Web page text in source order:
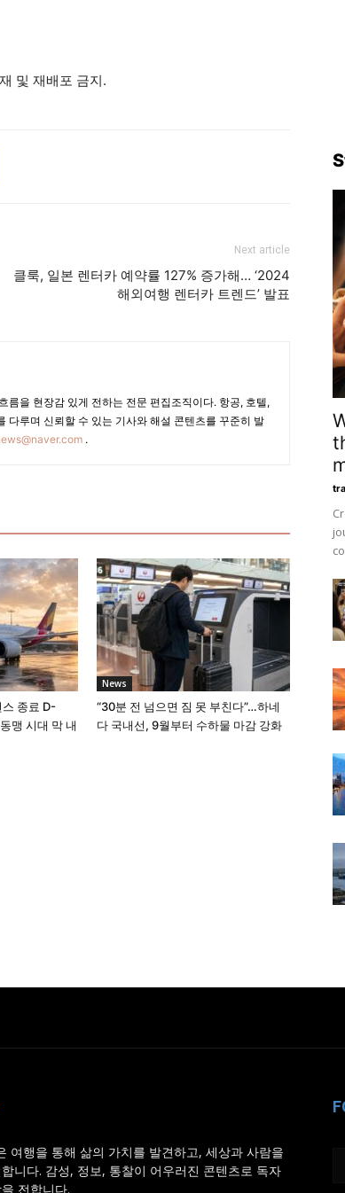
및 재배포 금지.
Next article
클룩, 일본 렌터카 예약률 127% 증가해… ‘2024
해외여행 렌터카 트렌드’ 발표
름을 현장감 있게 전하는 전문 편집조직이다. 항공, 호텔,
다루며 신뢰할 수 있는 기사와 해설 콘텐츠를 꾸준히 발
.
종료 D-
맹 시대 막 내
News
“30분 전 넘으면 짐 못 부친다”…하네
다 국내선, 9월부터 수하물 마감 강화
여행을 통해 삶의 가치를 발견하고, 세상과 사람을
니다. 감성, 정보, 통찰이 어우러진 콘텐츠로 독자
전합니다.